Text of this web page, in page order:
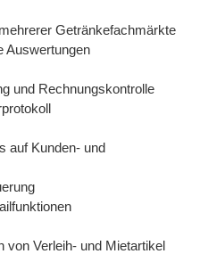
Getränkefachmärkte
Auswertungen
und Rechnungskontrolle
auf Kunden- und
von Verleih- und Mietartikel